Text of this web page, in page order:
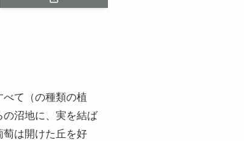
て（の種類の植
沼地に、実を結ば
は開けた丘を好